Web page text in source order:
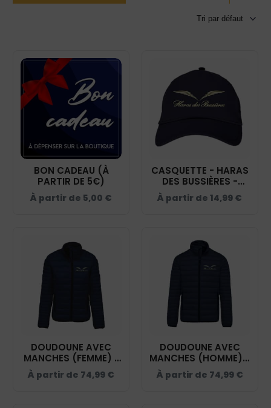
BON CADEAU (À
PARTIR DE 5€)
À partir de 5,00 €
CASQUETTE - HARAS
DES BUSSIÈRES -
NAVY - BF015
À partir de 14,99 €
DOUDOUNE AVEC
MANCHES (FEMME) -
HARAS DES
BUSSIÈRES - NAVY -
À partir de 74,99 €
DOUDOUNE AVEC
MANCHES (HOMME) -
HARAS DES
BUSSIÈRES - NAVY -
À partir de 74,99 €